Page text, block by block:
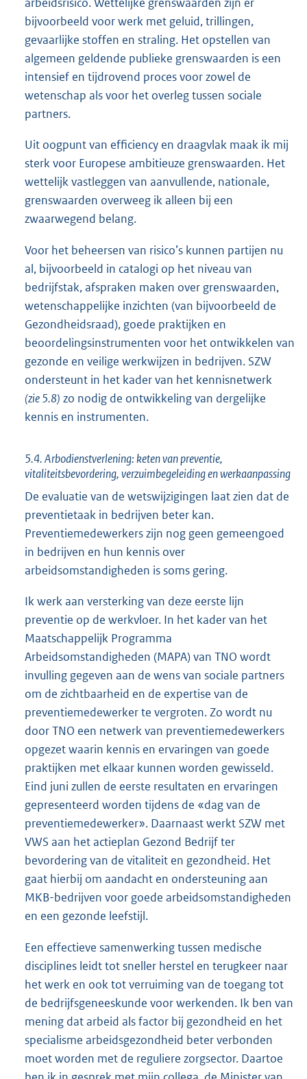
bijvoorbeeld voor werk met geluid, trillingen,
gevaarlijke stoffen en straling. Het opstellen van
algemeen geldende publieke grenswaarden is een
intensief en tijdrovend proces voor zowel de
wetenschap als voor het overleg tussen sociale
partners.
Uit oogpunt van efficiency en draagvlak maak ik mij
sterk voor Europese ambitieuze grenswaarden. Het
wettelijk vastleggen van aanvullende, nationale,
grenswaarden overweeg ik alleen bij een
zwaarwegend belang.
Voor het beheersen van risico’s kunnen partijen nu
al, bijvoorbeeld in catalogi op het niveau van
bedrijfstak, afspraken maken over grenswaarden,
wetenschappelijke inzichten (van bijvoorbeeld de
Gezondheidsraad), goede praktijken en
beoordelingsinstrumenten voor het ontwikkelen van
gezonde en veilige werkwijzen in bedrijven. SZW
ondersteunt in het kader van het kennisnetwerk
(zie 5.8) zo nodig de ontwikkeling van dergelijke
kennis en instrumenten.
5.4. Arbodienstverlening: keten van preventie,
vitaliteitsbevordering, verzuimbegeleiding en werkaanpassing
De evaluatie van de wetswijzigingen laat zien dat de
preventietaak in bedrijven beter kan.
Preventiemedewerkers zijn nog geen gemeengoed
in bedrijven en hun kennis over
arbeidsomstandigheden is soms gering.
Ik werk aan versterking van deze eerste lijn
preventie op de werkvloer. In het kader van het
Maatschappelijk Programma
Arbeidsomstandigheden (MAPA) van TNO wordt
invulling gegeven aan de wens van sociale partners
om de zichtbaarheid en de expertise van de
preventiemedewerker te vergroten. Zo wordt nu
door TNO een netwerk van preventiemedewerkers
opgezet waarin kennis en ervaringen van goede
praktijken met elkaar kunnen worden gewisseld.
Eind juni zullen de eerste resultaten en ervaringen
gepresenteerd worden tijdens de «dag van de
preventiemedewerker». Daarnaast werkt SZW met
VWS aan het actieplan Gezond Bedrijf ter
bevordering van de vitaliteit en gezondheid. Het
gaat hierbij om aandacht en ondersteuning aan
MKB-bedrijven voor goede arbeidsomstandigheden
en een gezonde leefstijl.
Een effectieve samenwerking tussen medische
disciplines leidt tot sneller herstel en terugkeer naar
het werk en ook tot verruiming van de toegang tot
de bedrijfsgeneeskunde voor werkenden. Ik ben van
mening dat arbeid als factor bij gezondheid en het
specialisme arbeidsgezondheid beter verbonden
moet worden met de reguliere zorgsector. Daartoe